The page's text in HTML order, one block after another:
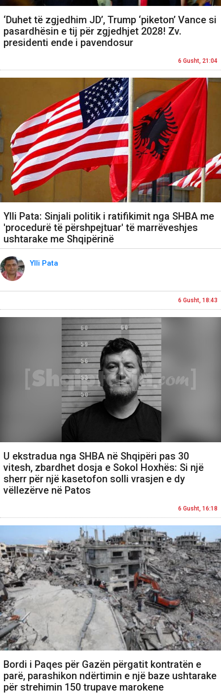
‘Duhet të zgjedhim JD’, Trump ‘piketon’ Vance si
pasardhësin e tij për zgjedhjet 2028! Zv.
presidenti ende i pavendosur
6 Gusht, 21:04
Ylli Pata: Sinjali politik i ratifikimit nga SHBA me
'procedurë të përshpejtuar' të marrëveshjes
ushtarake me Shqipërinë
Ylli Pata
6 Gusht, 18:43
U ekstradua nga SHBA në Shqipëri pas 30
vitesh, zbardhet dosja e Sokol Hoxhës: Si një
sherr për një kasetofon solli vrasjen e dy
vëllezërve në Patos
6 Gusht, 16:18
Bordi i Paqes për Gazën përgatit kontratën e
parë, parashikon ndërtimin e një baze ushtarake
për strehimin 150 trupave marokene